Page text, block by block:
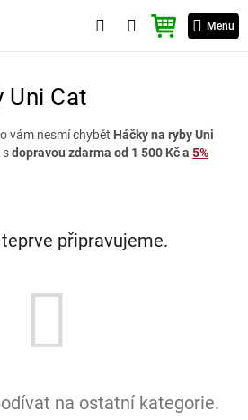
Menu
NÁKUPNÍ
KOŠÍK
Uni Cat
vám nesmí chybět Háčky na ryby Uni
sdopravou zdarma od 1 500 Kč a 5%
připravujeme.
na ostatní kategorie.